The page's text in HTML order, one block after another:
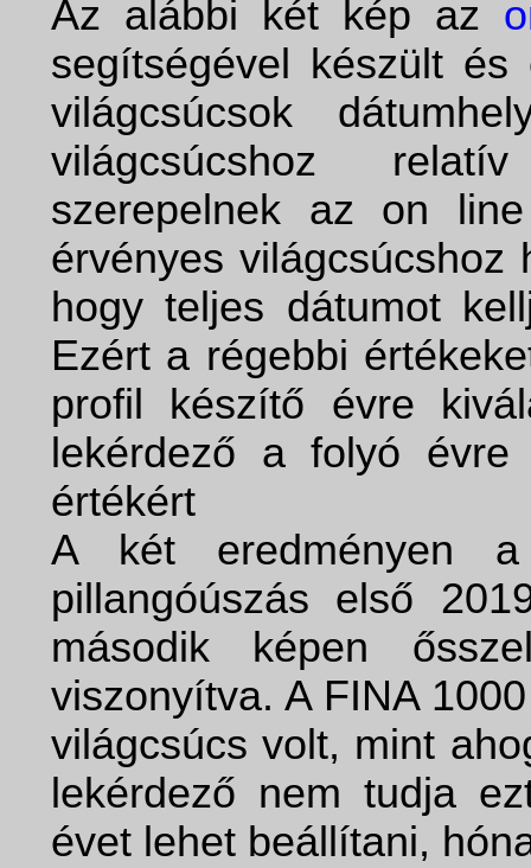
Az alábbi két kép az
segítségével készült
világcsúcsok
világcsúcshoz
szerepelnek az on
érvényes világcsúcshoz
hogy teljes dátumot
Ezért a régebbi
profil készítő évre
lekérdező a folyó
értékért
A két
pillangóúszás első
második képen
viszonyítva. A FINA
világcsúcs volt, mint
lekérdező nem tudja
évet lehet beállítani,